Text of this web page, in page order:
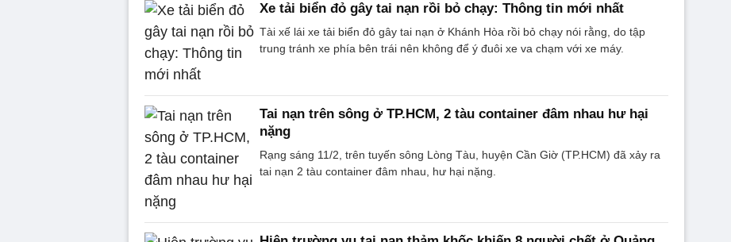
Xe tải biển đỏ gây tai nạn rồi bỏ chạy: Thông tin mới nhất
Tài xế lái xe tải biển đỏ gây tai nạn ở Khánh Hòa rồi bỏ chạy nói rằng, do tập
trung tránh xe phía bên trái nên không để ý đuôi xe va chạm với xe máy.
Tai nạn trên sông ở TP.HCM, 2 tàu container đâm nhau hư hại
nặng
Rạng sáng 11/2, trên tuyến sông Lòng Tàu, huyện Cần Giờ (TP.HCM) đã xảy ra
tai nạn 2 tàu container đâm nhau, hư hại nặng.